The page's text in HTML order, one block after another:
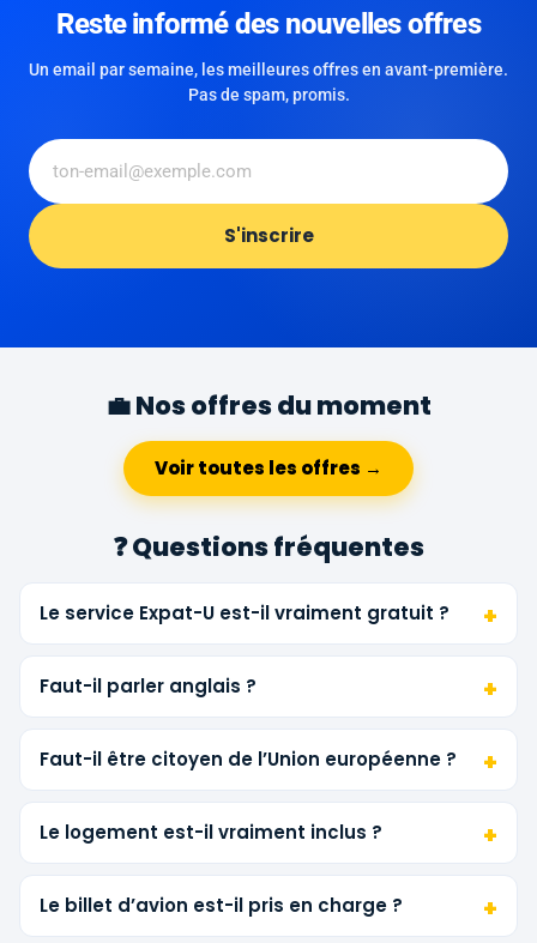
Reste informé des nouvelles offres
Un email par semaine, les meilleures offres en avant-première.
Pas de spam, promis.
S'inscrire
💼 Nos offres du moment
Voir toutes les offres →
❓ Questions fréquentes
Le service Expat-U est-il vraiment gratuit ?
Faut-il parler anglais ?
Faut-il être citoyen de l’Union européenne ?
Le logement est-il vraiment inclus ?
Le billet d’avion est-il pris en charge ?